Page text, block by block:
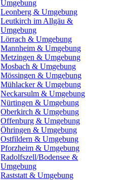
Umgebung
Leonberg & Umgebung
Leutkirch im Allgäu &
Umgebung
Lörrach & Umgebung
Mannheim & Umgebung
Metzingen & Umgebung
Mosbach & Umgebung
Mössingen & Umgebung
Mühlacker & Umgebung
Neckarsulm & Umgebung
Nürtingen & Umgebung
Oberkirch & Umgebung
Offenburg & Umgebung
Öhringen & Umgebung
Ostfildern & Umgebung
Pforzheim & Umgebung
Radolfszell/Bodensee &
Umgebung
Raststatt & Umgebung